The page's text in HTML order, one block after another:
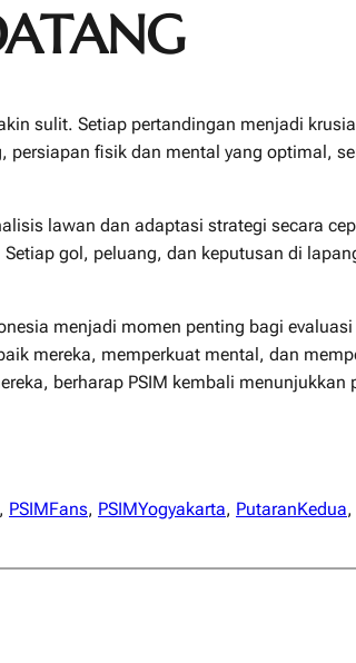
sulit. Setiap pertandingan menjadi
fisik dan mental yang optimal,
lawan dan adaptasi strategi secara
gol, peluang, dan keputusan di
menjadi momen penting bagi
mereka, memperkuat mental, dan
berharap PSIM kembali
, PSIMFans, PSIMYogyakarta, PutaranKedua,